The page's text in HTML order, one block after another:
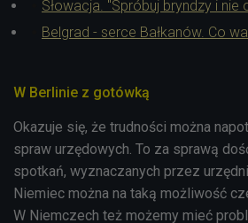
Słowacja. "Spróbuj bryndzy i nie
Belgrad - serce Bałkanów. Co
W Berlinie z gotówką
Okazuje się, że trudności można
spraw urzędowych. To za sprawą
spotkań, wyznaczanych przez
Niemiec można na taką możliwość
W Niemczech też możemy mieć